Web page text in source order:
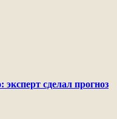
сделал прогноз